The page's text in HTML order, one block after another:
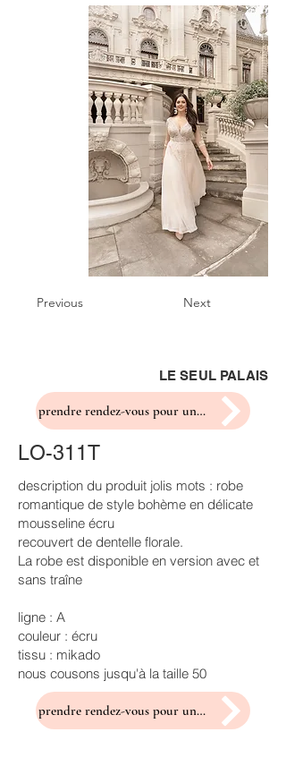
Previous Next
LE SEUL PALAIS
prendre rendez-vous pour un essayage
LO-311T
description du produit jolis mots : robe
romantique de style bohème en délicate
mousseline écru
recouvert de dentelle florale.
La robe est disponible en version avec et
sans traîne
ligne : A
couleur : écru
tissu : mikado
nous cousons jusqu'à la taille 50
prendre rendez-vous pour un essayage